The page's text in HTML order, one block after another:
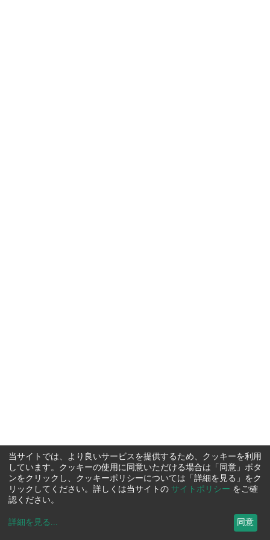
当サイトでは、より良いサービスを提供するため、クッキーを利用
しています。クッキーの使用に同意いただける場合は「同意」ボタ
ンをクリックし、クッキーポリシーについては「詳細を見る」をク
リックしてください。詳しくは当サイトの サイトポリシー をご確
認ください。
詳細を見る ... 同意